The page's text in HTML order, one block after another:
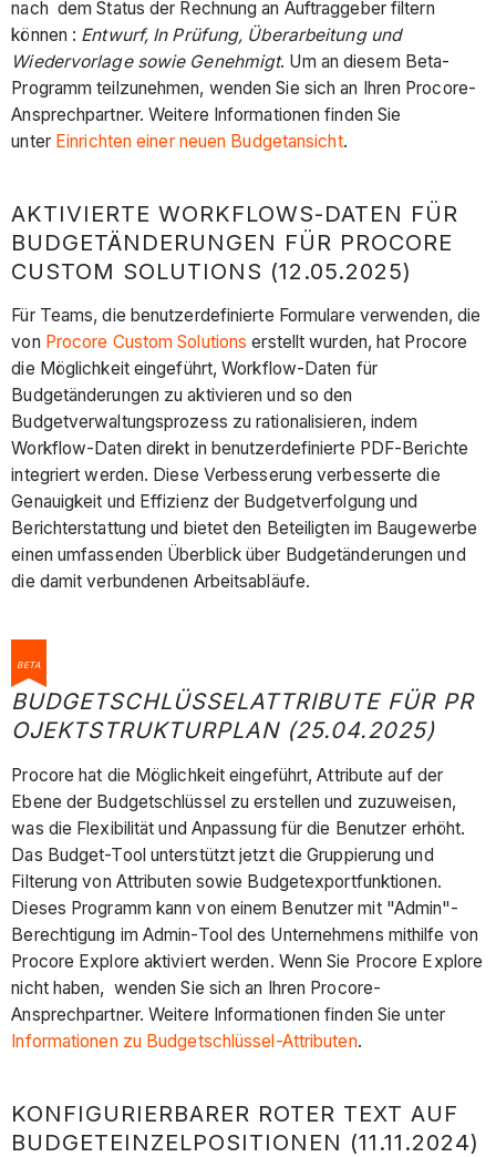
nach dem Status der Rechnung an Auftraggeber filtern
können : Entwurf, In Prüfung, Überarbeitung und
Wiedervorlage sowie Genehmigt. Um an diesem Beta-
Programm teilzunehmen, wenden Sie sich an Ihren Procore-
Ansprechpartner. Weitere Informationen finden Sie
unter Einrichten einer neuen Budgetansicht.
AKTIVIERTE WORKFLOWS-DATEN FÜR
BUDGETÄNDERUNGEN FÜR PROCORE
CUSTOM SOLUTIONS (12.05.2025)
Für Teams, die benutzerdefinierte Formulare verwenden, die
von Procore Custom Solutions erstellt wurden, hat Procore
die Möglichkeit eingeführt, Workflow-Daten für
Budgetänderungen zu aktivieren und so den
Budgetverwaltungsprozess zu rationalisieren, indem
Workflow-Daten direkt in benutzerdefinierte PDF-Berichte
integriert werden. Diese Verbesserung verbesserte die
Genauigkeit und Effizienz der Budgetverfolgung und
Berichterstattung und bietet den Beteiligten im Baugewerbe
einen umfassenden Überblick über Budgetänderungen und
die damit verbundenen Arbeitsabläufe.
BETA
BUDGETSCHLÜSSELATTRIBUTE FÜR PR
OJEKTSTRUKTURPLAN (25.04.2025)
Procore hat die Möglichkeit eingeführt, Attribute auf der
Ebene der Budgetschlüssel zu erstellen und zuzuweisen,
was die Flexibilität und Anpassung für die Benutzer erhöht.
Das Budget-Tool unterstützt jetzt die Gruppierung und
Filterung von Attributen sowie Budgetexportfunktionen.
Dieses Programm kann von einem Benutzer mit "Admin"-
Berechtigung im Admin-Tool des Unternehmens mithilfe von
Procore Explore aktiviert werden. Wenn Sie Procore Explore
nicht haben, wenden Sie sich an Ihren Procore-
Ansprechpartner. Weitere Informationen finden Sie unter
Informationen zu Budgetschlüssel-Attributen.
KONFIGURIERBARER ROTER TEXT AUF
BUDGETEINZELPOSITIONEN (11.11.2024)